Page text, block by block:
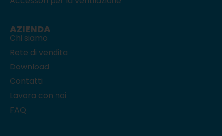
AZIENDA
Chi siamo
Rete di vendita
Download
Contatti
Lavora con noi
FAQ